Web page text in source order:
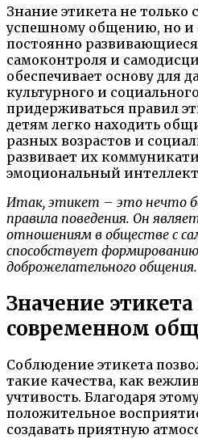
Знание этикета не только
успешному общению, но и
постоянно
самоконтроля и
обеспечивает основу для
культурного и
придерживаться правил
детям легко находить
разных возрастов и
развивает их
эмоциональный
Итак, этикет – это нечто
правила поведения. Он
отношениям в обществе с
способствует формированию
доброжелательного общения.
Значение этикета
современном
Соблюдение этикета
такие качества, как
учтивость. Благодаря
положительное
создавать приятную